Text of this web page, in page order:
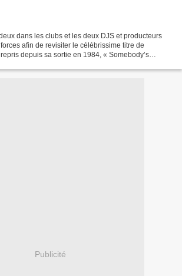
dans les clubs et les deux DJS et producteurs
afin de revisiter le célébrissime titre de
depuis sa sortie en 1984, « Somebody’s
Publicité